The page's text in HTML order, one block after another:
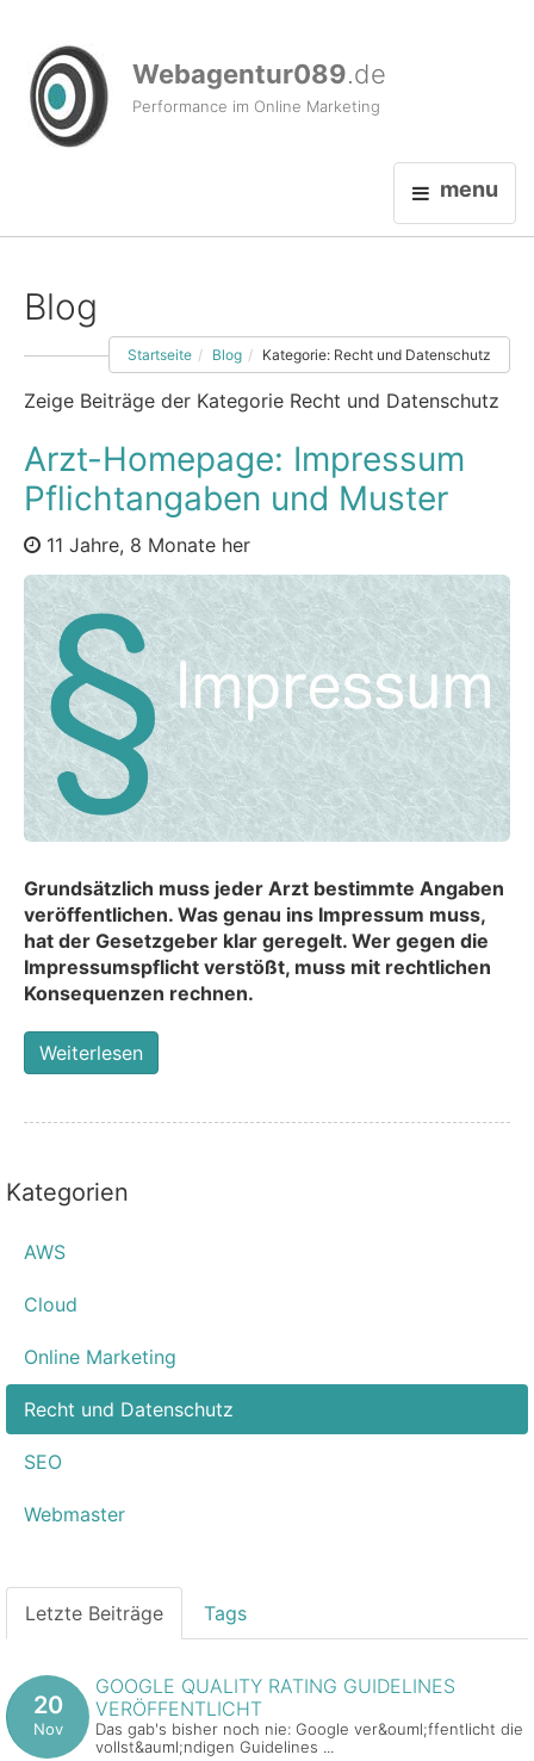
Webagentur089.de
Performance im Online Marketing
menu
Blog
Startseite Blog Kategorie: Recht und Datenschutz
Zeige Beiträge der Kategorie Recht und Datenschutz
Arzt-Homepage: Impressum
Pflichtangaben und Muster
11 Jahre, 8 Monate her
Grundsätzlich muss jeder Arzt bestimmte Angaben
veröffentlichen. Was genau ins Impressum muss,
hat der Gesetzgeber klar geregelt. Wer gegen die
Impressumspflicht verstößt, muss mit rechtlichen
Konsequenzen rechnen.
Weiterlesen
Kategorien
AWS
Cloud
Online Marketing
Recht und Datenschutz
SEO
Webmaster
Letzte Beiträge Tags
20
Nov
GOOGLE QUALITY RATING GUIDELINES
VERÖFFENTLICHT
Das gab's bisher noch nie: Google ver&ouml;ffentlicht die
vollst&auml;ndigen Guidelines ...